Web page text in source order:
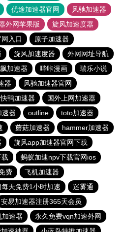
优途加速器官网
风驰加速器
外网苹果版
旋风加速度器
入口
原子加速器
旋风加速度器
外网网址导航
加速器 哔咔漫画
瑞乐小说
器
风驰加速器官网
快鸭加速器
国外上网加速器
速器 outline
toto加速器
蘑菇加速器
hammer加速器
旋风app加速器官网下载
载
蚂蚁加速npv下载官网ios
费
飞机加速器
天免费1小时加速
迷雾通
安易加速器注册365天会员
加速器
永久免费vqn加速外网